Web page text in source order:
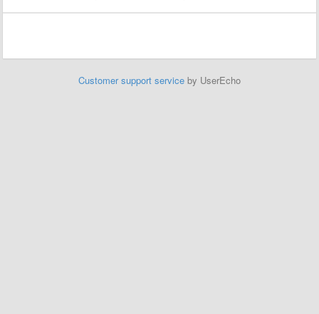
Customer support service by UserEcho